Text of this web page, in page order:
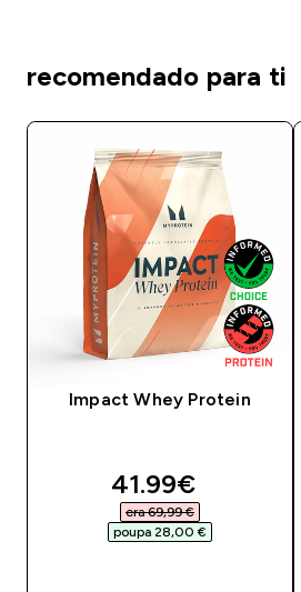
recomendado para ti
Impact Whey Protein
discounted price
41.99€‎
era 69,99 €‎
poupa 28,00 €‎